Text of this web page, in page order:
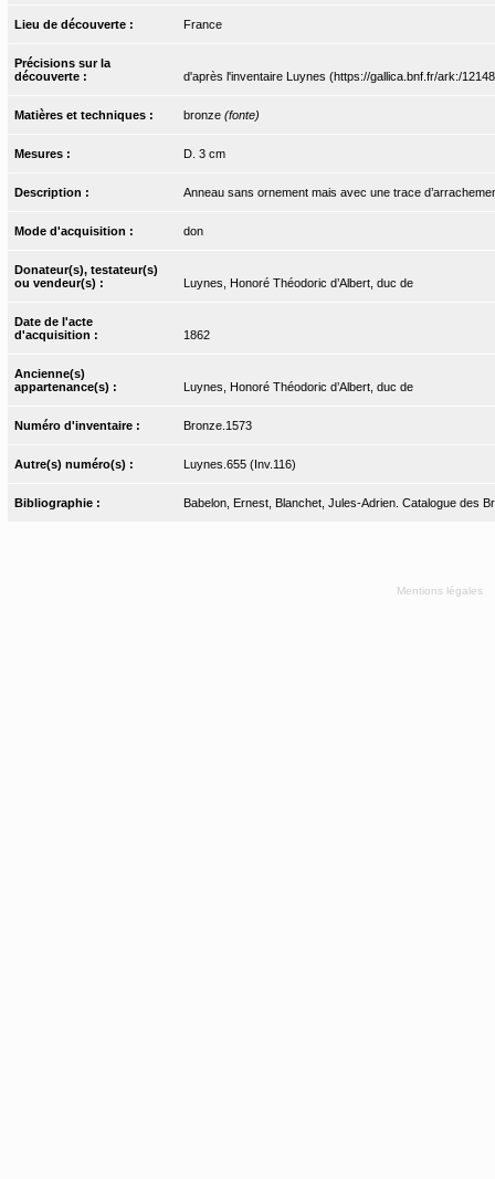
Lieu de découverte : France
Précisions sur la
découverte :
d'après l'inventaire Luynes (https://gallica.bnf.fr/ark:/
Matières et techniques : bronze (fonte)
Mesures : D. 3 cm
Description : Anneau sans ornement mais avec une trace
Mode d'acquisition : don
Donateur(s), testateur(s)
ou vendeur(s) :
Luynes, Honoré Théodoric d’Albert, duc de
Date de l'acte
d'acquisition :
1862
Ancienne(s)
appartenance(s) :
Luynes, Honoré Théodoric d’Albert, duc de
Numéro d'inventaire : Bronze.1573
Autre(s) numéro(s) : Luynes.655 (Inv.116)
Bibliographie : Babelon, Ernest, Blanchet, Jules-Adrien. Catalogue des
Mentions légales